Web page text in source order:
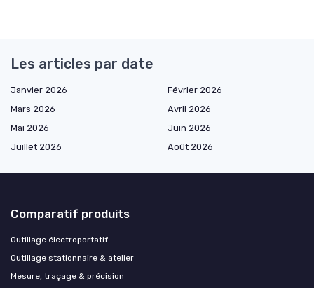
Les articles par date
Janvier 2026
Février 2026
Mars 2026
Avril 2026
Mai 2026
Juin 2026
Juillet 2026
Août 2026
Comparatif produits
Outillage électroportatif
Outillage stationnaire & atelier
Mesure, traçage & précision